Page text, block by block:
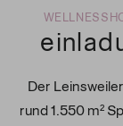
Der
rund 1.550 m²